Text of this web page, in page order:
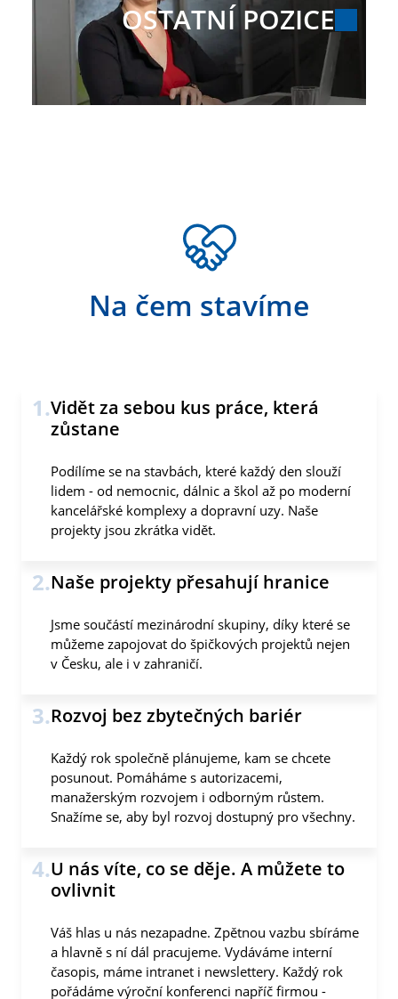
OSTATNÍ POZICE
Na čem stavíme
1.Vidět za sebou kus práce, která
zůstane
Podílíme se na stavbách, které každý den slouží
lidem - od nemocnic, dálnic a škol až po moderní
kancelářské komplexy a dopravní uzy. Naše
projekty jsou zkrátka vidět.
2.Naše projekty přesahují hranice
Jsme součástí mezinárodní skupiny, díky které se
můžeme zapojovat do špičkových projektů nejen
v Česku, ale i v zahraničí.
3.Rozvoj bez zbytečných bariér
Každý rok společně plánujeme, kam se chcete
posunout. Pomáháme s autorizacemi,
manažerským rozvojem i odborným růstem.
Snažíme se, aby byl rozvoj dostupný pro všechny.
4.U nás víte, co se děje. A můžete to
ovlivnit
Váš hlas u nás nezapadne. Zpětnou vazbu sbíráme
a hlavně s ní dál pracujeme. Vydáváme interní
časopis, máme intranet i newslettery. Každý rok
pořádáme výroční konferenci napříč firmou -